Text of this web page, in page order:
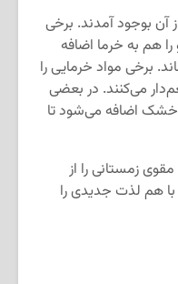
مختلفی از آن بوجود آمدند. برخی
هم به خرما اضافه
برخی مواد خرمایی را
می‌کنند. در بعضی
خشک اضافه می‌شود تا
زمستانی را از
با هم لذت جدیدی را